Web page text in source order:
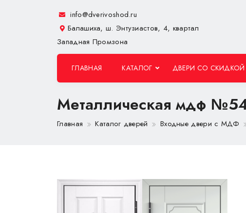
info@dverivoshod.ru
Балашиха, ш. Энтузиастов, 4, квартал
Западная Промзона
ГЛАВНАЯ КАТАЛОГ ДВЕРИ СО СКИДКОЙ
Металлическая мдф
Главная Каталог дверей Входные двери с МДФ